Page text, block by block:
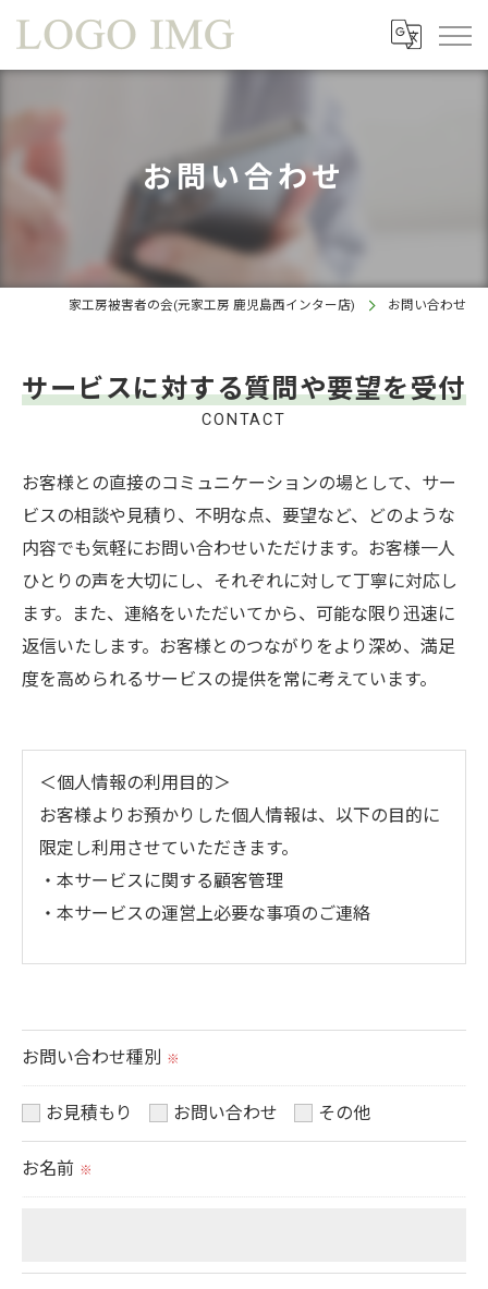
お問い合わせ
家工房被害者の会(元家工房 鹿児島西インター店) お問い合わせ
サービスに対する質問や要望を受付
CONTACT
お客様との直接のコミュニケーションの場として、サー
ビスの相談や見積り、不明な点、要望など、どのような
内容でも気軽にお問い合わせいただけます。お客様一人
ひとりの声を大切にし、それぞれに対して丁寧に対応し
ます。また、連絡をいただいてから、可能な限り迅速に
返信いたします。お客様とのつながりをより深め、満足
度を高められるサービスの提供を常に考えています。
＜個人情報の利用目的＞
お客様よりお預かりした個人情報は、以下の目的に
限定し利用させていただきます。
・本サービスに関する顧客管理
・本サービスの運営上必要な事項のご連絡
られた場合を除き、
ません。
＜個人情報の委託について＞
これらの委託先に対しては個人情報保護契約等の措
お問い合わせ種別 ※
お見積もり お問い合わせ その他
お名前 ※